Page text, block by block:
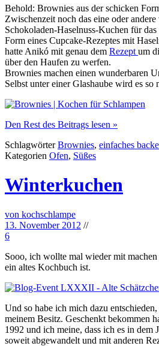
Behold: Brownies aus der schicken
Zwischenzeit noch das eine oder
Schokoladen-Haselnuss-Kuchen für
Form eines Cupcake-Rezeptes mit
hatte Anikó mit genau dem Rezept um
über den Haufen zu werfen.
Brownies machen einen wunderbaren
Selbst unter einer Glashaube wird es so
Den Rest des Beitrags lesen »
SchlagwörterBrownies, einfaches
Kategorien Ofen, Süßes
Winterkuchen
von kochschlampe
13. November 2012 //
6
Sooo, ich wollte mal wieder mit
ein altes Kochbuch ist.
Und so habe ich mich dazu
meinem Besitz. Geschenkt bekommen
1992 und ich meine, dass ich es in
soweit abgewandelt und mit anderen